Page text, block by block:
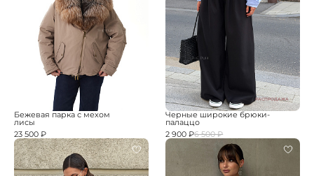
Бежевая парка с мехом
лисы
23 500 ₽
РАСПРОДАЖА
Черные широкие брюки-
палаццо
2 900 ₽6 500 ₽